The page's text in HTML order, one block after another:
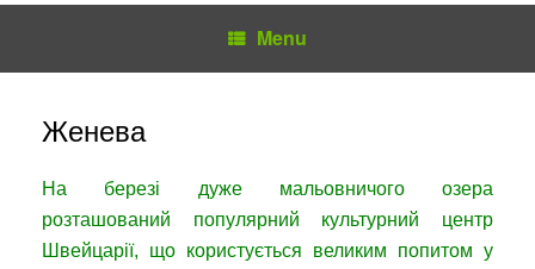
Menu
Женева
На березі дуже мальовничого озера
розташований популярний культурний центр
Швейцарії, що користується великим попитом у